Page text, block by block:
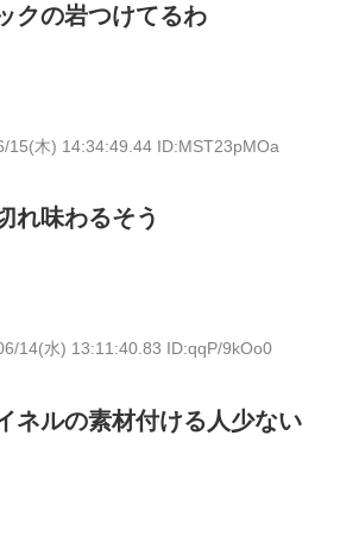
クの岩つけてるわ
15(木) 14:34:49.44 ID:MST23pMOa
れ味わるそう
14(水) 13:11:40.83 ID:qqP/9kOo0
ネルの素材付ける人少ない